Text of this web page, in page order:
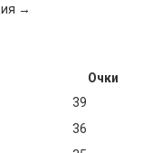
→
Очки
39
36